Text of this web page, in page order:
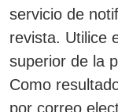
servicio de
revista. Utilice
superior de la
Como
por correo